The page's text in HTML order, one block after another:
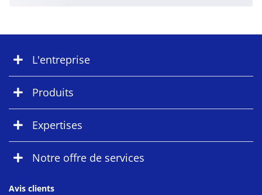
L'entreprise
Produits
Expertises
Notre offre de services
Avis clients